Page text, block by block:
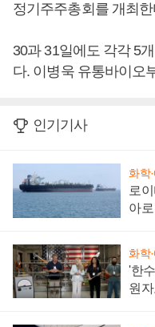
정기주주총회를 개최한
30과 31일에도 각각 5
다. 이병욱 유통바이오
인기기사
화학
로
아
화학
'한
원